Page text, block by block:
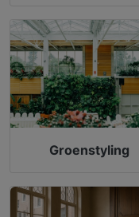
Groenstyling